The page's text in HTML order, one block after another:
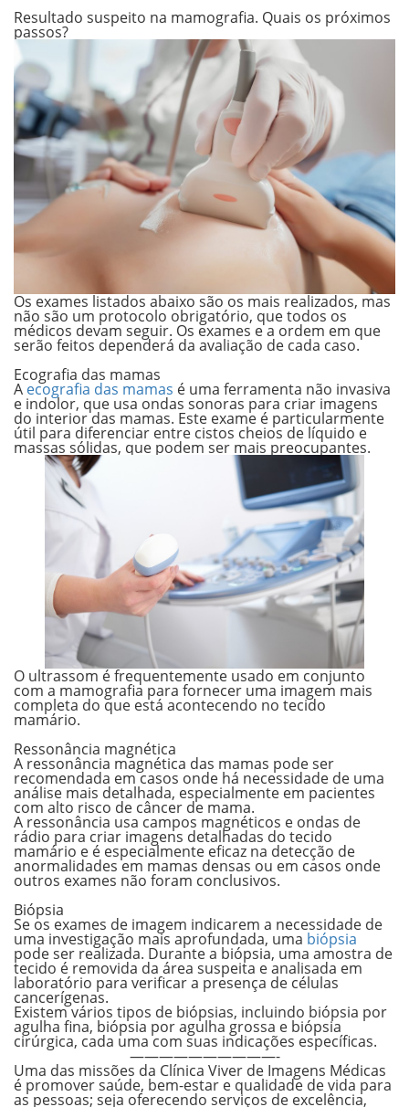
Resultado suspeito na mamografia. Quais os próximos
passos?
Os exames listados abaixo são os mais realizados, mas
não são um protocolo obrigatório, que todos os
médicos devam seguir. Os exames e a ordem em que
serão feitos dependerá da avaliação de cada caso.
Ecografia das mamas
A ecografia das mamas é uma ferramenta não invasiva
e indolor, que usa ondas sonoras para criar imagens
do interior das mamas. Este exame é particularmente
útil para diferenciar entre cistos cheios de líquido e
massas sólidas, que podem ser mais preocupantes.
O ultrassom é frequentemente usado em conjunto
com a mamografia para fornecer uma imagem mais
completa do que está acontecendo no tecido
mamário.
Ressonância magnética
A ressonância magnética das mamas pode ser
recomendada em casos onde há necessidade de uma
análise mais detalhada, especialmente em pacientes
com alto risco de câncer de mama.
A ressonância usa campos magnéticos e ondas de
rádio para criar imagens detalhadas do tecido
mamário e é especialmente eficaz na detecção de
anormalidades em mamas densas ou em casos onde
outros exames não foram conclusivos.
Biópsia
Se os exames de imagem indicarem a necessidade de
uma investigação mais aprofundada, uma biópsia
pode ser realizada. Durante a biópsia, uma amostra de
tecido é removida da área suspeita e analisada em
laboratório para verificar a presença de células
cancerígenas.
Existem vários tipos de biópsias, incluindo biópsia por
agulha fina, biópsia por agulha grossa e biópsia
cirúrgica, cada uma com suas indicações específicas.
——————————-
Uma das missões da Clínica Viver de Imagens Médicas
é promover saúde, bem-estar e qualidade de vida para
as pessoas; seja oferecendo serviços de excelência,